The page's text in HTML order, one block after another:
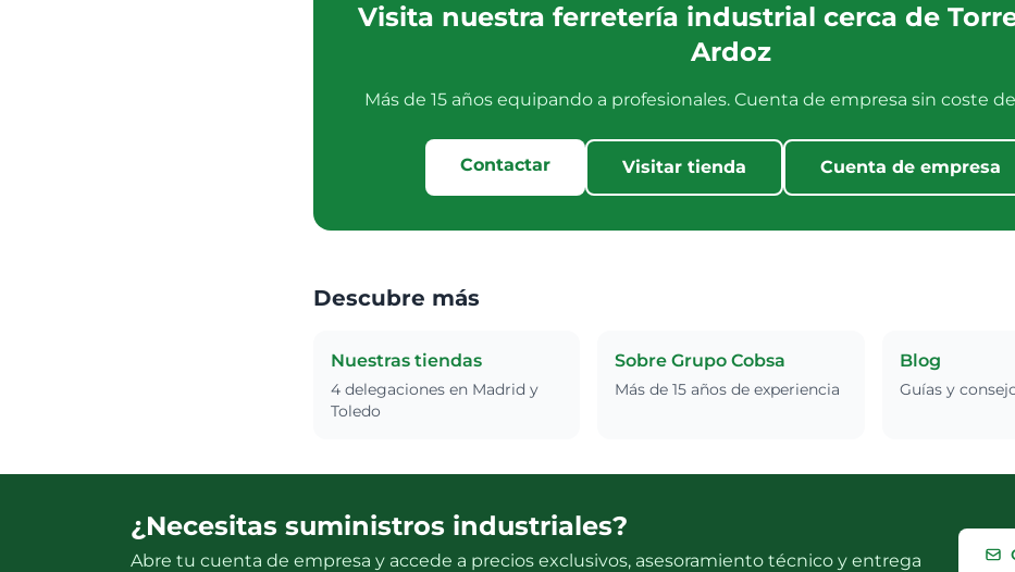
Visita nuestra ferretería industrial cerca de
Ardoz
Más de 15 años equipando a profesionales. Cuenta de empresa sin coste
Contactar Visitar tienda Cuenta de empresa
Descubre más
Nuestras tiendas
4 delegaciones en Madrid y
Toledo
Sobre Grupo Cobsa
Más de 15 años de experiencia
Blog
Guías y
¿Necesitas suministros industriales?
Abre tu cuenta de empresa y accede a precios exclusivos, asesoramiento técnico y entrega